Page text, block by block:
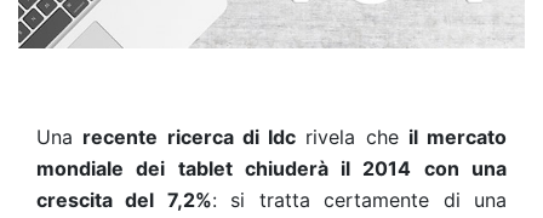
Una recente ricerca di Idc rivela che il mercato
mondiale dei tablet chiuderà il 2014 con una
crescita del 7,2%: si tratta certamente di una